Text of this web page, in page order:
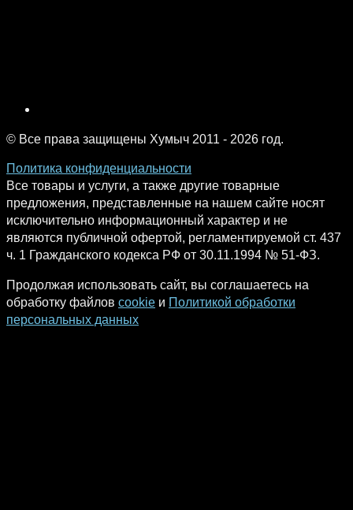
© Все права защищены Хумыч 2011 - 2026 год.
Политика конфиденциальности
Все товары и услуги, а также другие товарные
предложения, представленные на нашем сайте носят
исключительно информационный характер и не
являются публичной офертой, регламентируемой ст. 437
ч. 1 Гражданского кодекса РФ от 30.11.1994 № 51-ФЗ.
Продолжая использовать сайт, вы соглашаетесь на
обработку файлов cookie и Политикой обработки
персональных данных